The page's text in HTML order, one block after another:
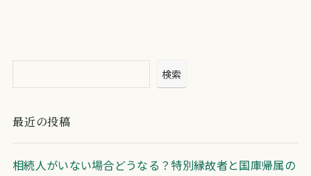
検索
最近の投稿
相続人がいない場合どうなる？特別縁故者と国庫帰属の